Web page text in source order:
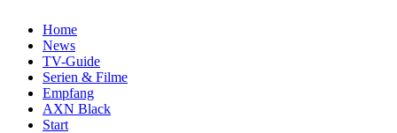
Home
News
TV-Guide
Serien & Filme
Empfang
AXN Black
Start